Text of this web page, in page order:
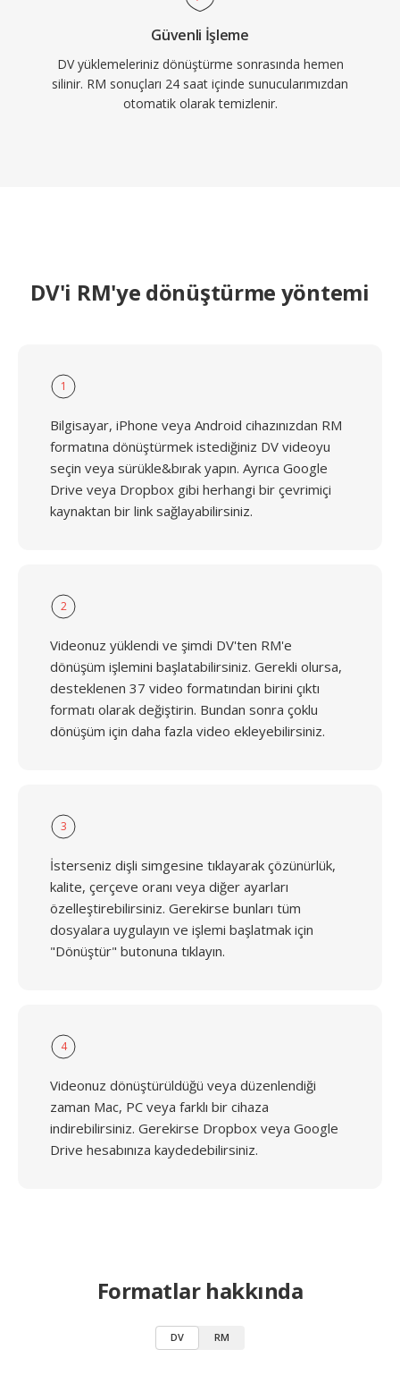
Güvenli İşleme
DV yüklemeleriniz dönüştürme sonrasında hemen
silinir. RM sonuçları 24 saat içinde sunucularımızdan
otomatik olarak temizlenir.
DV'i RM'ye dönüştürme yöntemi
1
Bilgisayar, iPhone veya Android cihazınızdan RM
formatına dönüştürmek istediğiniz DV videoyu
seçin veya sürükle&bırak yapın. Ayrıca Google
Drive veya Dropbox gibi herhangi bir çevrimiçi
kaynaktan bir link sağlayabilirsiniz.
2
Videonuz yüklendi ve şimdi DV'ten RM'e
dönüşüm işlemini başlatabilirsiniz. Gerekli olursa,
desteklenen 37 video formatından birini çıktı
formatı olarak değiştirin. Bundan sonra çoklu
dönüşüm için daha fazla video ekleyebilirsiniz.
3
İsterseniz dişli simgesine tıklayarak çözünürlük,
kalite, çerçeve oranı veya diğer ayarları
özelleştirebilirsiniz. Gerekirse bunları tüm
dosyalara uygulayın ve işlemi başlatmak için
"Dönüştür" butonuna tıklayın.
4
Videonuz dönüştürüldüğü veya düzenlendiği
zaman Mac, PC veya farklı bir cihaza
indirebilirsiniz. Gerekirse Dropbox veya Google
Drive hesabınıza kaydedebilirsiniz.
Formatlar hakkında
DV RM